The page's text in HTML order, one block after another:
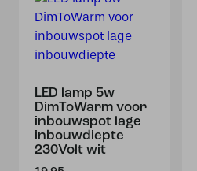
LED lamp 5w
DimToWarm voor
inbouwspot lage
inbouwdiepte
230Volt wit